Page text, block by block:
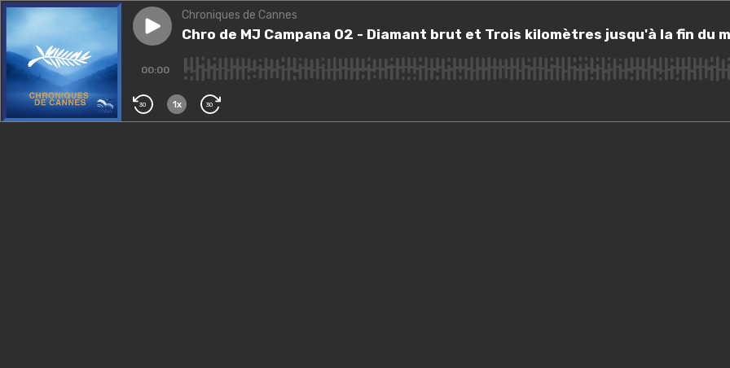
Play episode Chro de MJ Campana 02 - Diamant brut et Trois kilomètres jusqu'à la fin du monde
Chroniques de Cannes
Chro de MJ Campana 02 - Diamant brut et Trois kilomètres jusqu'à la fin du
00:00
30 1x 30